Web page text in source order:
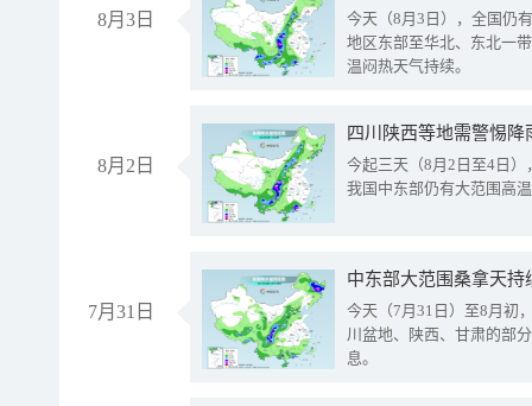
8月3日
今天（8月3日），全国仍
地区东部至华北、东北一
温闷热天气持续。
8月2日
今起三天（8月2日至4日
我国中东部仍有大范围高
7月31日
中东部大范围桑拿天
今天（7月31日）至8月初
川盆地、陕西、甘肃的部
息。